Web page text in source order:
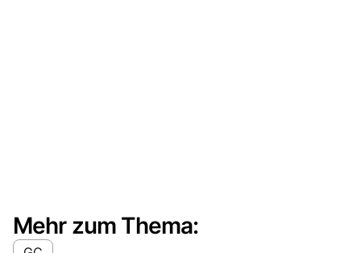
Mehr zum Thema: